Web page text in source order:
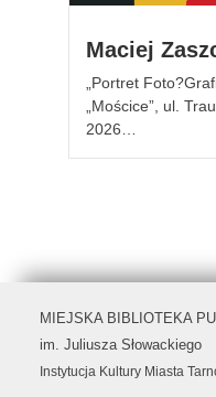
Maciej
„Portret
„Mościce”, ul.
2026…
MIEJSKA BIBLIOTEKA
im. Juliusza Słowackiego
Instytucja Kultury Miasta